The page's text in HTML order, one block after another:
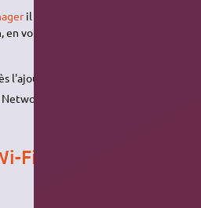
il existe encore d'autres
voici quelques-uns :
l'ajout du paquet correspondant,
Fi en ligne de